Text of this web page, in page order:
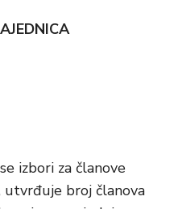
izbori za članove
utvrđuje broj članova